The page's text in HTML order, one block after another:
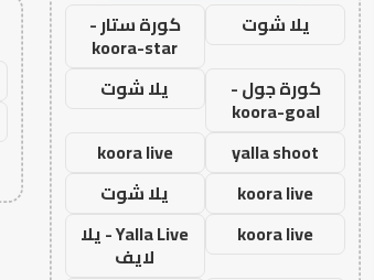
يلا شوت كورة ستار -
koora-star
كورة جول -
koora-goal
يلا شوت
yalla shoot
koora live
koora live
يلا شوت
koora live
Yalla Live - يلا
لايف